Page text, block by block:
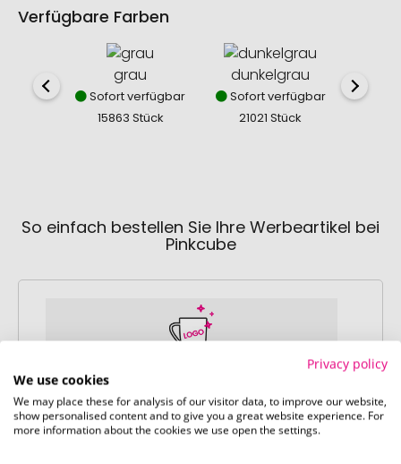
Verfügbare Farben
grau
Sofort verfügbar
15863 Stück
dunkelgrau
Sofort verfügbar
21021 Stück
So einfach bestellen Sie Ihre Werbeartikel bei
Pinkcube
Schritt 1:
Artikelkonfiguration
Wählen Sie Ihre gewünschten
Privacy policy
We use cookies
We may place these for analysis of our visitor data, to improve our website,
show personalised content and to give you a great website experience. For
more information about the cookies we use open the settings.